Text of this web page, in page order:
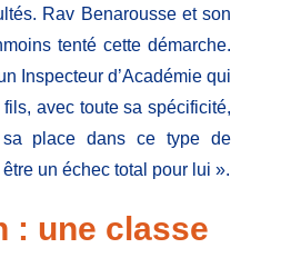
Rav Benarousse et son
tenté cette démarche.
Inspecteur d’Académie qui
avec toute sa spécificité,
place dans ce type de
un échec total pour lui ».
: une classe